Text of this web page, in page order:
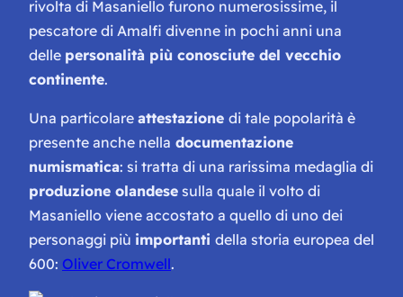
rivolta di Masaniello furono numerosissime, il
pescatore di Amalfi divenne in pochi anni una
delle personalità più conosciute del vecchio
continente.
Una particolare attestazione di tale popolarità è
presente anche nella documentazione
numismatica: si tratta di una rarissima medaglia di
produzione olandese sulla quale il volto di
Masaniello viene accostato a quello di uno dei
personaggi più importanti della storia europea del
600: Oliver Cromwell.